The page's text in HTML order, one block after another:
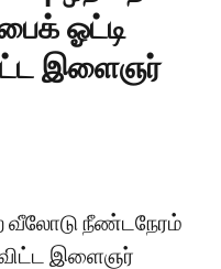
ஓட்டி
இளைஞர்
வீலோடு நீண்டநேரம்
இளைஞர்